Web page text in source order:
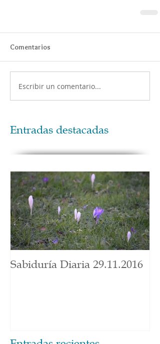
Comentarios
Escribir un comentario...
Entradas destacadas
Sabiduría Diaria 29.11.2016